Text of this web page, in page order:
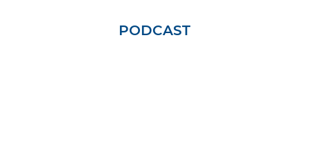
PODCAST